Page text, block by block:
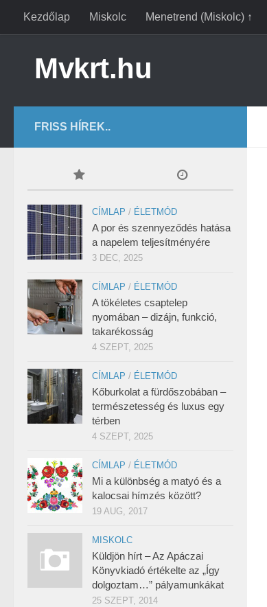
Kezdőlap Miskolc Menetrend (Miskolc) ↑
Mvkrt.hu
FRISS HÍREK..
CÍMLAP / ÉLETMÓD
A por és szennyeződés hatása
a napelem teljesítményére
3 DEC, 2025
CÍMLAP / ÉLETMÓD
A tökéletes csaptelep
nyomában – dizájn, funkció,
takarékosság
4 SZEPT, 2025
CÍMLAP / ÉLETMÓD
Kőburkolat a fürdőszobában –
természetesség és luxus egy
térben
4 SZEPT, 2025
CÍMLAP / ÉLETMÓD
Mi a különbség a matyó és a
kalocsai hímzés között?
19 AUG, 2017
MISKOLC
Küldjön hírt – Az Apáczai
Könyvkiadó értékelte az „Így
dolgoztam…” pályamunkákat
25 SZEPT, 2014